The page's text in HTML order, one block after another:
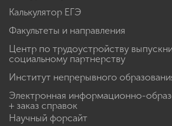
Калькулятор ЕГЭ
Факультеты и направления
Центр по трудоустройству
социальному партнерству
Институт непрерывного
Электронная информационно-
+ заказ справок
Научный форсайт